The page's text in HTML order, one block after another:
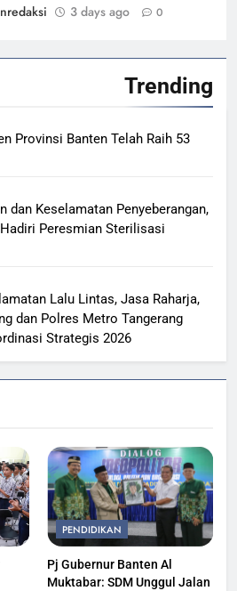
3 days ago 0
Trending
Provinsi Banten Telah Raih 53
dan Keselamatan Penyeberangan,
Peresmian Sterilisasi
Lalu Lintas, Jasa Raharja,
dan Polres Metro Tangerang
Strategis 2026
PENDIDIKAN
Pj Gubernur Banten Al
Muktabar: SDM Unggul Jalan